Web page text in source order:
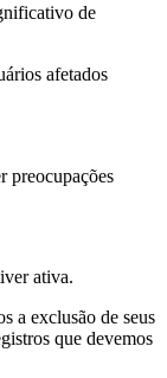
de
afetados
preocupações
ativa.
a exclusão de seus
que devemos